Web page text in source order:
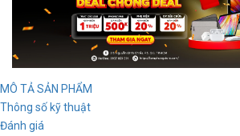
MÔ TẢ SẢN PHẨM
Thông số kỹ thuật
Đánh giá